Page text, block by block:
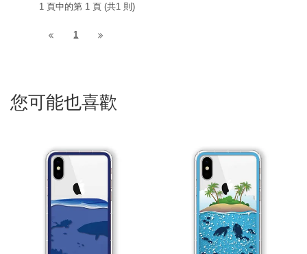
1 頁中的第 1 頁 (共1 則)
1
您可能也喜歡